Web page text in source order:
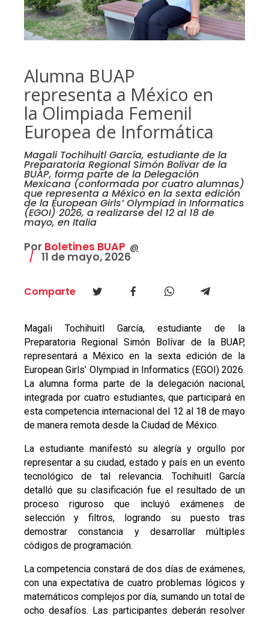
Alumna BUAP
representa a México en
la Olimpiada Femenil
Europea de Informática
Magali Tochihuitl García, estudiante de la
Preparatoria Regional Simón Bolívar de la
BUAP, forma parte de la Delegación
Mexicana (conformada por cuatro alumnas)
que representa a México en la sexta edición
de la European Girls’ Olympiad in Informatics
(EGOI) 2026, a realizarse del 12 al 18 de
mayo, en Italia
Por Boletines BUAP @
11 de mayo, 2026
Comparte
Magali Tochihuitl García, estudiante de la
Preparatoria Regional Simón Bolívar de la BUAP,
representará a México en la sexta edición de la
European Girls’ Olympiad in Informatics (EGOI) 2026.
La alumna forma parte de la delegación nacional,
integrada por cuatro estudiantes, que participará en
esta competencia internacional del 12 al 18 de mayo
de manera remota desde la Ciudad de México.
La estudiante manifestó su alegría y orgullo por
representar a su ciudad, estado y país en un evento
tecnológico de tal relevancia. Tochihuitl García
detalló que su clasificación fue el resultado de un
proceso riguroso que incluyó exámenes de
selección y filtros, logrando su puesto tras
demostrar constancia y desarrollar múltiples
códigos de programación.
La competencia constará de dos días de exámenes,
con una expectativa de cuatro problemas lógicos y
matemáticos complejos por día, sumando un total de
ocho desafíos. Las participantes deberán resolver